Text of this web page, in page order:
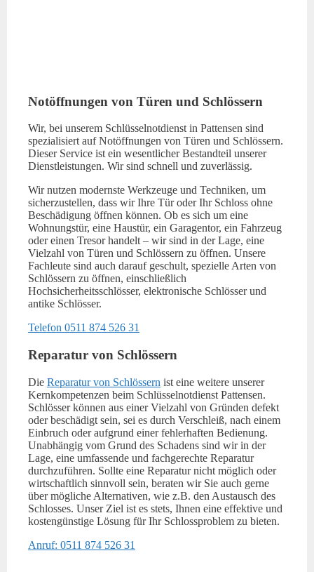
Notöffnungen von Türen und Schlössern
Wir, bei unserem Schlüsselnotdienst in Pattensen sind
spezialisiert auf Notöffnungen von Türen und Schlössern.
Dieser Service ist ein wesentlicher Bestandteil unserer
Dienstleistungen. Wir sind schnell und zuverlässig.
Wir nutzen modernste Werkzeuge und Techniken, um
sicherzustellen, dass wir Ihre Tür oder Ihr Schloss ohne
Beschädigung öffnen können. Ob es sich um eine
Wohnungstür, eine Haustür, ein Garagentor, ein Fahrzeug
oder einen Tresor handelt – wir sind in der Lage, eine
Vielzahl von Türen und Schlössern zu öffnen. Unsere
Fachleute sind auch darauf geschult, spezielle Arten von
Schlössern zu öffnen, einschließlich
Hochsicherheitsschlösser, elektronische Schlösser und
antike Schlösser.
Telefon 0511 874 526 31
Reparatur von Schlössern
Die Reparatur von Schlössern ist eine weitere unserer
Kernkompetenzen beim Schlüsselnotdienst Pattensen.
Schlösser können aus einer Vielzahl von Gründen defekt
oder beschädigt sein, sei es durch Verschleiß, nach einem
Einbruch oder aufgrund einer fehlerhaften Bedienung.
Unabhängig vom Grund des Schadens sind wir in der
Lage, eine umfassende und fachgerechte Reparatur
durchzuführen. Sollte eine Reparatur nicht möglich oder
wirtschaftlich sinnvoll sein, beraten wir Sie auch gerne
über mögliche Alternativen, wie z.B. den Austausch des
Schlosses. Unser Ziel ist es stets, Ihnen eine effektive und
kostengünstige Lösung für Ihr Schlossproblem zu bieten.
Anruf: 0511 874 526 31